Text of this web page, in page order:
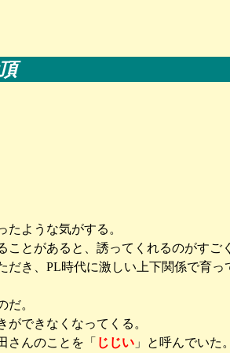
ような気がする。
とがあると、誘ってくれるのがすご
だき、PL時代に激しい上下関係で育っ
だ。
できなくなってくる。
さんのことを「 じじい 」と呼んでいた